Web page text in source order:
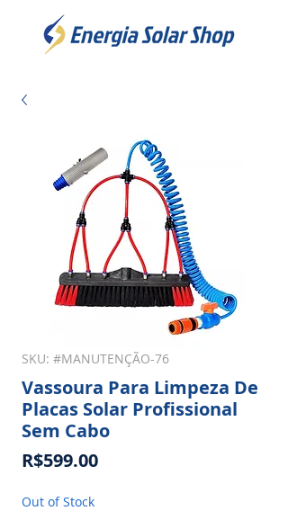
SKU: #MANUTENÇÃO-76
Vassoura Para Limpeza De
Placas Solar Profissional
Sem Cabo
R$599.00Price
Out of Stock